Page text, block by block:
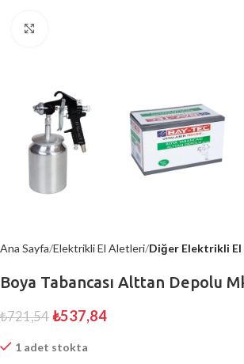
Ana Sayfa Elektrikli El Aletleri Diğer Elektrikli
Boya Tabancası Alttan Depolu
₺721,54 ₺537,84
1 adet stokta